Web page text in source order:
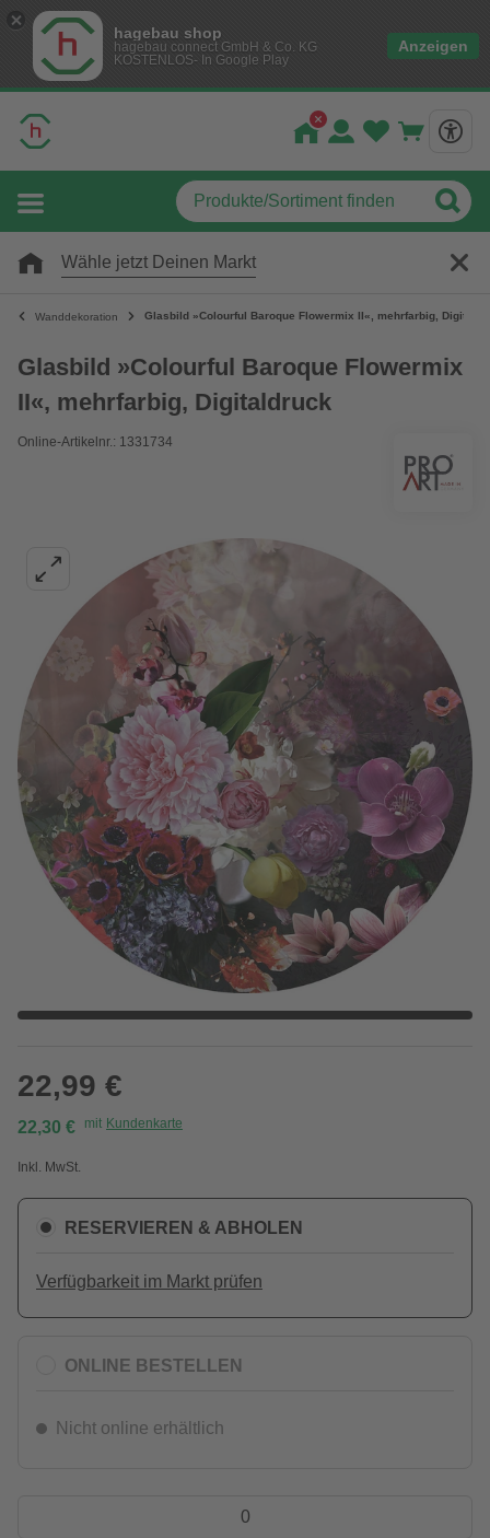
hagebau shop
hagebau connect GmbH & Co. KG
KOSTENLOS- In Google Play
Anzeigen
Wähle jetzt Deinen Markt
Wanddekoration Glasbild »Colourful Baroque Flowermix II«, mehrfarbig,
Glasbild »Colourful Baroque Flowermix
II«, mehrfarbig, Digitaldruck
Online-Artikelnr.: 1331734
22,99 €
22,30 € mit Kundenkarte
Inkl. MwSt.
RESERVIEREN & ABHOLEN
Verfügbarkeit im Markt prüfen
ONLINE BESTELLEN
Nicht online erhältlich